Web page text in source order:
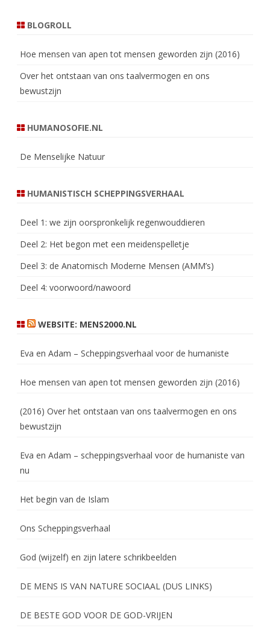
BLOGROLL
Hoe mensen van apen tot mensen geworden zijn (2016)
Over het ontstaan van ons taalvermogen en ons
bewustzijn
HUMANOSOFIE.NL
De Menselijke Natuur
HUMANISTISCH SCHEPPINGSVERHAAL
Deel 1: we zijn oorspronkelijk regenwouddieren
Deel 2: Het begon met een meidenspelletje
Deel 3: de Anatomisch Moderne Mensen (AMM’s)
Deel 4: voorwoord/nawoord
WEBSITE: MENS2000.NL
Eva en Adam – Scheppingsverhaal voor de humaniste
Hoe mensen van apen tot mensen geworden zijn (2016)
(2016) Over het ontstaan van ons taalvermogen en ons
bewustzijn
Eva en Adam – scheppingsverhaal voor de humaniste van
nu
Het begin van de Islam
Ons Scheppingsverhaal
God (wijzelf) en zijn latere schrikbeelden
DE MENS IS VAN NATURE SOCIAAL (DUS LINKS)
DE BESTE GOD VOOR DE GOD-VRIJEN